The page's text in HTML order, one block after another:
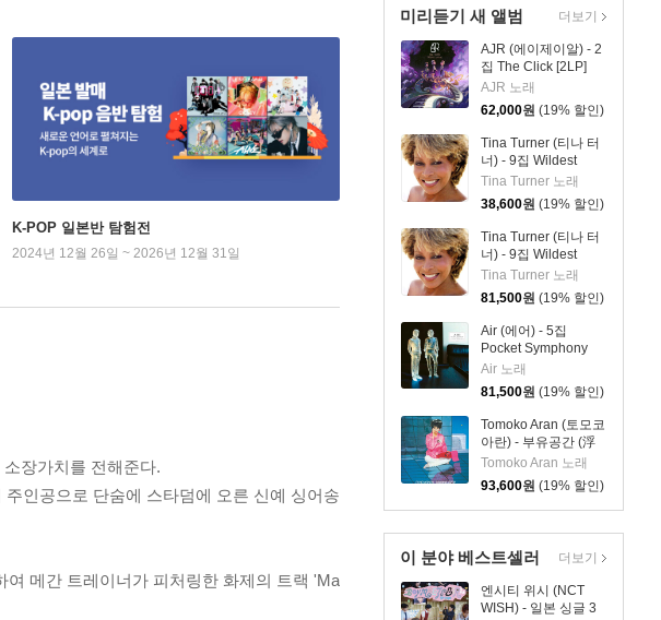
미리듣기 새 앨범
AJR (에이제이알) - 2
집 The Click [2LP]
AJR 노래
62,000원 (19% 할인)
Tina Turner (티나 터
너) - 9집 Wildest
Dreams 2026
Tina Turner 노래
38,600원 (19% 할인)
Tina Turner (티나 터
너) - 9집 Wildest
Dreams 2026 [2LP]
Tina Turner 노래
81,500원 (19% 할인)
Air (에어) - 5집
Pocket Symphony
[클리어 컬러 2LP]
Air 노래
81,500원 (19% 할인)
Tomoko Aran (토모코
아란) - 부유공간 (浮
遊空間) (+1) [2LP]
Tomoko Aran 노래
93,600원 (19% 할인)
더보기
이 분야 베스트셀러
엔시티 위시 (NCT
WISH) - 일본 싱글 3
더보기
K-POP 일본반 탐험전
2024년 12월 26일 ~ 2026년 12월 31일
장가치를 전해준다.
인공으로 단숨에 스타덤에 오른 신예 싱어송
메간 트레이너가 피처링한 화제의 트랙 'Ma